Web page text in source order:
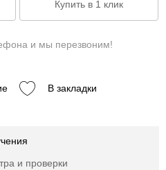
и мы перезвоним!
В закладки
и проверки